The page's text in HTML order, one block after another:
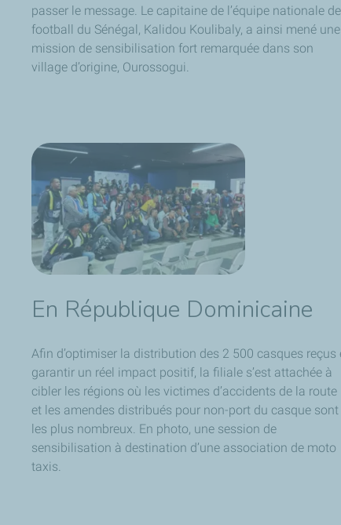
passer le message. Le capitaine de l’équipe nationale de
football du Sénégal, Kalidou Koulibaly, a ainsi mené une
mission de sensibilisation fort remarquée dans son
village d’origine, Ourossogui.
En République Dominicaine
Afin d’optimiser la distribution des 2 500 casques reçus
garantir un réel impact positif, la filiale s’est attachée à
cibler les régions où les victimes d’accidents de la route
et les amendes distribués pour non-port du casque sont
les plus nombreux. En photo, une session de
sensibilisation à destination d’une association de moto
taxis.